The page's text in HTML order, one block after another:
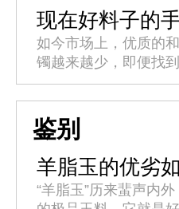
玉”，我国新疆出产的
的，且价值是一般人
这种自带优质的“皇族
都...
现在好料子的
来越少了?
如今市场上，优质的
镯越来越少，即便找
理手镯是玉器饰品中
青睐的一种，需求量
的和田玉料的手镯也不
什...
鉴别
羊脂玉的优劣
“羊脂玉”历来蜚声内